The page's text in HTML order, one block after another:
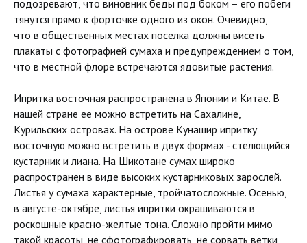
подозревают, что виновник беды под боком – его побеги
тянутся прямо к форточке одного из окон. Очевидно,
что в общественных местах поселка должны висеть
плакаты с фотографией сумаха и предупреждением о том,
что в местной флоре встречаются ядовитые растения.
Ипритка восточная распространена в Японии и Китае. В
нашей стране ее можно встретить на Сахалине,
Курильских островах. На острове Кунашир ипритку
восточную можно встретить в двух формах - стелющийся
кустарник и лиана. На Шикотане сумах широко
распространен в виде высоких кустарниковых зарослей.
Листья у сумаха характерные, тройчатосложные. Осенью,
в августе-октябре, листья ипритки окрашиваются в
роскошные красно-желтые тона. Сложно пройти мимо
такой красоты, не сфотографировать, не сорвать ветки